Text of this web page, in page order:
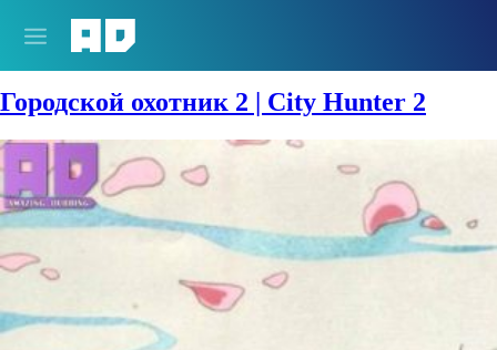
Сезон:1988-1989 год
Городской охотник 2 | City Hunter 2